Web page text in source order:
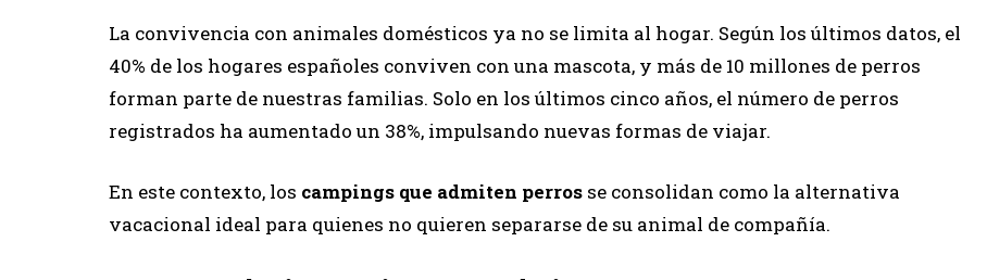
La convivencia con animales domésticos ya no se limita al hogar. Según los últimos datos, el
40% de los hogares españoles conviven con una mascota, y más de 10 millones de perros
forman parte de nuestras familias. Solo en los últimos cinco años, el número de perros
registrados ha aumentado un 38%, impulsando nuevas formas de viajar.
En este contexto, los campings que admiten perros se consolidan como la alternativa
vacacional ideal para quienes no quieren separarse de su animal de compañía.